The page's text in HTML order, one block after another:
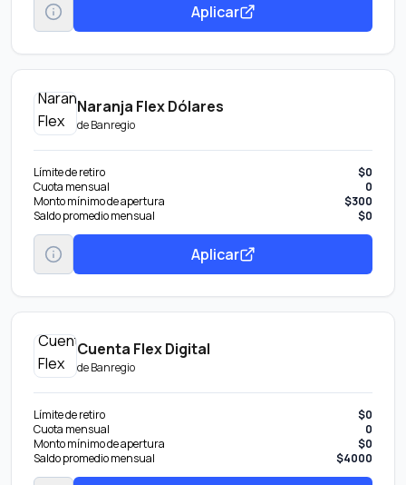
Aplicar
Naranja Flex Dólares
deBanregio
Límite de retiro
$0
Cuota mensual
0
Monto mínimo de apertura
$300
Saldo promedio mensual
$0
Aplicar
Cuenta Flex Digital
deBanregio
Límite de retiro
$0
Cuota mensual
0
Monto mínimo de apertura
$0
Saldo promedio mensual
$4000